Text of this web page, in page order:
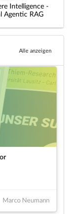
Intelligence -
Agentic RAG
Alle anzeigen
Marco Neumann